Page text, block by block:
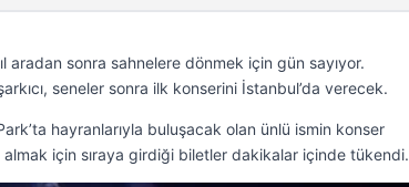
sonra sahnelere dönmek için gün sayıyor.
seneler sonra ilk konserini İstanbul’da verecek.
hayranlarıyla buluşacak olan ünlü ismin konser
için sıraya girdiği biletler dakikalar içinde tükendi.